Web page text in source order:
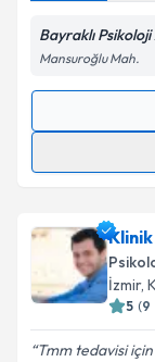
Bayraklı Psikoloji
Mansuroğlu Mah.
için bir
E-posta
İzmir,
5 (9
Tmm tedavisi